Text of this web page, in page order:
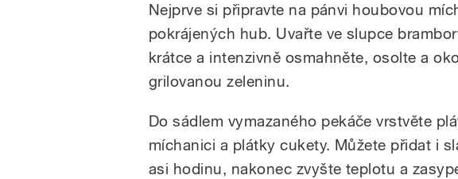
Nejprve si připravte na pánvi houbovou
pokrájených hub. Uvařte ve slupce
krátce a intenzivně osmahněte, osolte a
grilovanou zeleninu.
Do sádlem vymazaného pekáče vrstvěte
míchanici a plátky cukety. Můžete přidat i
asi hodinu, nakonec zvyšte teplotu a